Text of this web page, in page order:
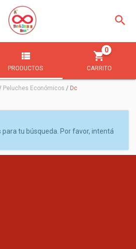
PRODUCTOS CARRITO
0
Peluches Económicos / Dc
tu búsqueda. Por favor, intentá